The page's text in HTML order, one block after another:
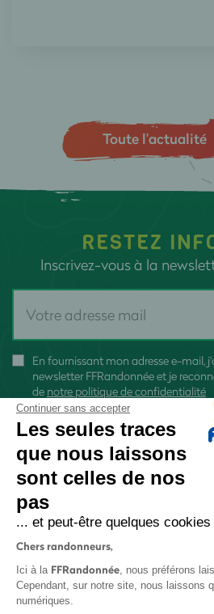
Toute l’actualité
RESTEZ
Inscrivez-vous à la
En fournissant mon adresse e-mail,
newsletter FFRandonnée et je
de notre politique de confidentialité
Continuer sans accepter
Les seules traces
que nous laissons
sont celles de nos
pas
... et peut-être quelques cookies
Chers randonneurs,
Ici à la FFRandonnée, nous préférons
Cependant, sur notre site, nous laissons
numériques.